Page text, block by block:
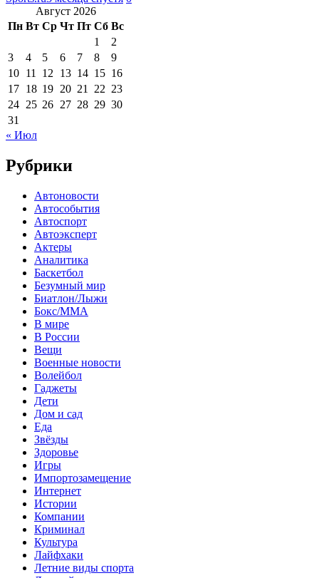
Август 2026
Пн Вт Ср Чт Пт Сб Вс
1
2
3
4 5 6 7 8
9
10 11 12 13 14 15 16
17 18 19 20 21 22 23
24 25 26 27 28 29 30
31
« Июл
Рубрики
Автоновости
Автособытия
Автоспорт
Автоэксперт
Актеры
Аналитика
Баскетбол
Безумный мир
Биатлон/Лыжи
Бокс/MMA
В мире
В России
Вещи
Военные новости
Волейбол
Гаджеты
Дети
Дом и сад
Еда
Звёзды
Здоровье
Игры
Импортозамещение
Интернет
Истории
Компании
Криминал
Культура
Лайфхаки
Летние виды спорта